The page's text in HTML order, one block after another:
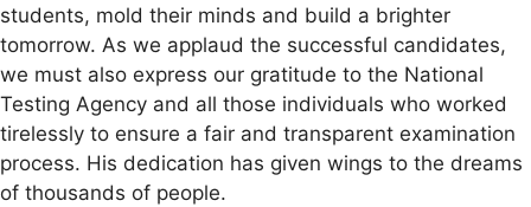
students, mold their minds and build a brighter
tomorrow. As we applaud the successful candidates,
we must also express our gratitude to the National
Testing Agency and all those individuals who worked
tirelessly to ensure a fair and transparent examination
process. His dedication has given wings to the dreams
of thousands of people.